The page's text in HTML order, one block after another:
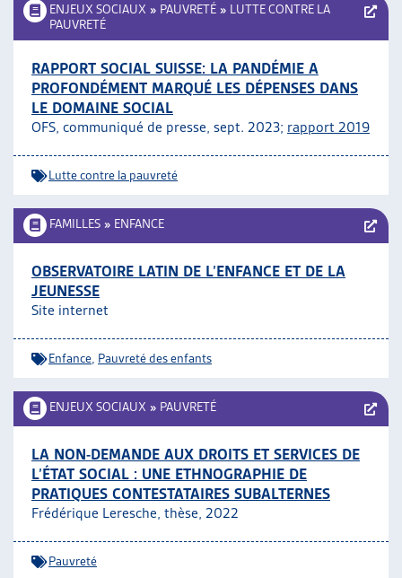
ENJEUX SOCIAUX » PAUVRETÉ » LUTTE CONTRE LA
PAUVRETÉ
RAPPORT SOCIAL SUISSE: LA PANDÉMIE A
PROFONDÉMENT MARQUÉ LES DÉPENSES DANS
LE DOMAINE SOCIAL
OFS, communiqué de presse, sept. 2023; rapport 2019
Lutte contre la pauvreté
FAMILLES » ENFANCE
OBSERVATOIRE LATIN DE L’ENFANCE ET DE LA
JEUNESSE
Site internet
Enfance Pauvreté des enfants
ENJEUX SOCIAUX » PAUVRETÉ
LA NON-DEMANDE AUX DROITS ET SERVICES DE
L’ÉTAT SOCIAL : UNE ETHNOGRAPHIE DE
PRATIQUES CONTESTATAIRES SUBALTERNES
Frédérique Leresche, thèse, 2022
Pauvreté